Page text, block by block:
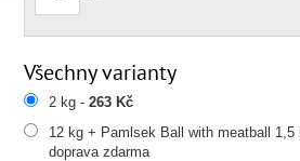
Všechny varianty
2 kg -263 Kč
12 kg + Pamlsek Ball with meatball
doprava zdarma